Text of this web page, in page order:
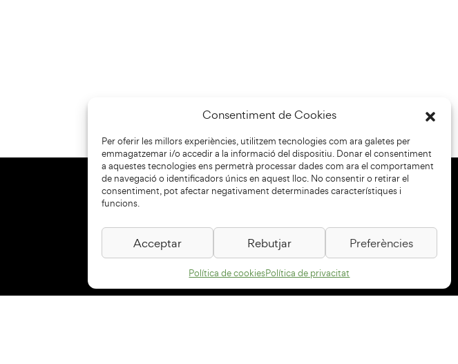
Consentiment de Cookies
Per oferir les millors experiències, utilitzem tecnologies com ara galetes per
emmagatzemar i/o accedir a la informació del dispositiu. Donar el consentiment
a aquestes tecnologies ens permetrà processar dades com ara el comportament
de navegació o identificadors únics en aquest lloc. No consentir o retirar el
consentiment, pot afectar negativament determinades característiques i
funcions.
Acceptar Rebutjar Preferències
Política de cookiesPolítica de privacitat
Col·laboradors: